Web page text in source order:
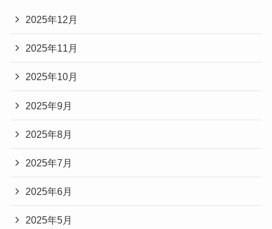
2025年12月
2025年11月
2025年10月
2025年9月
2025年8月
2025年7月
2025年6月
2025年5月